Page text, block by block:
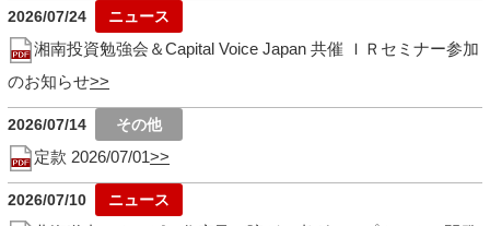
2026/07/24
湘南投資勉強会＆Capital Voice Japan 共催 ＩＲセミナー参加
のお知らせ
2026/07/14
定款 2026/07/01
2026/07/10